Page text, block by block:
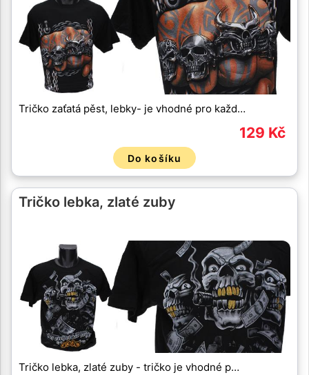
Tričko zaťatá pěst, lebky- je vhodné pro každ…
129 Kč
Do košíku
Tričko lebka, zlaté zuby
Tričko lebka, zlaté zuby - tričko je vhodné p…